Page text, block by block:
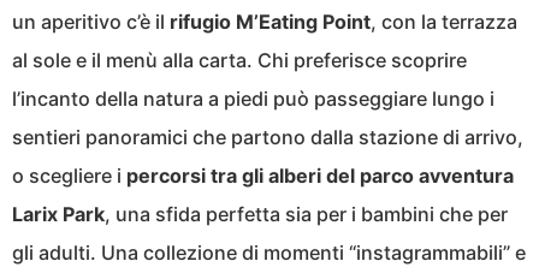
un aperitivo c’è il rifugio M’Eating Point, con la terrazza
al sole e il menù alla carta. Chi preferisce scoprire
l’incanto della natura a piedi può passeggiare lungo i
sentieri panoramici che partono dalla stazione di arrivo,
o scegliere i percorsi tra gli alberi del parco avventura
Larix Park, una sfida perfetta sia per i bambini che per
gli adulti. Una collezione di momenti “instagrammabili” e